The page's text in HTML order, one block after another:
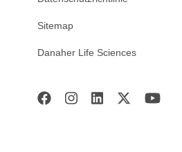
Sitemap
Danaher Life Sciences